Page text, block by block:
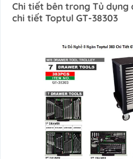
Chi tiết bên trong Tủ dụng
chi tiết Toptul GT-38303